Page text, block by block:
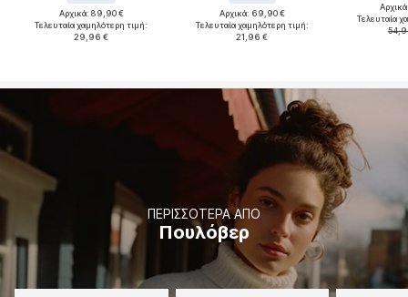
Αρχικά: 89,90 €
Τελευταία χαμηλότερη τιμή:
29,96 €
Αρχικά: 69,90 €
Τελευταία χαμηλότερη τιμή:
21,96 €
Τελευταία
ΠΕΡΙΣΣΌΤΕΡΑ ΑΠΌ
Πουλόβερ